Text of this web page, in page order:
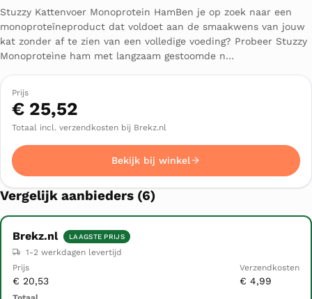
Stuzzy Kattenvoer Monoprotein HamBen je op zoek naar een
monoproteïneproduct dat voldoet aan de smaakwens van jouw
kat zonder af te zien van een volledige voeding? Probeer Stuzzy
Monoproteìne ham met langzaam gestoomde n…
Prijs
€ 25,52
Totaal incl. verzendkosten bij Brekz.nl
Bekijk bij winkel
Vergelijk aanbieders (6)
Winkel Prijs
Verzendkosten
Brekz.nl LAAGSTE PRIJS
1-2 werkdagen levertijd
€ 20,53 € 4,99